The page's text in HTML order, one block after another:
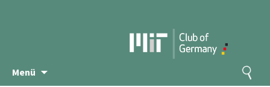
Menü
Suchen
nach: